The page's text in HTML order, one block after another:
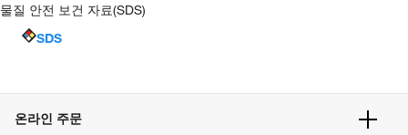
물질 안전 보건 자료(SDS)
SDS
온라인 주문